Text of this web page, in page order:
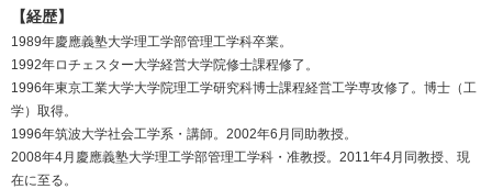
【経歴】
1989年慶應義塾大学理工学部管理工学科卒業。
1992年ロチェスター大学経営大学院修士課程修了。
1996年東京工業大学大学院理工学研究科博士課程経営工学専攻修了。博士（工
学）取得。
1996年筑波大学社会工学系・講師。2002年6月同助教授。
2008年4月慶應義塾大学理工学部管理工学科・准教授。2011年4月同教授、現
在に至る。